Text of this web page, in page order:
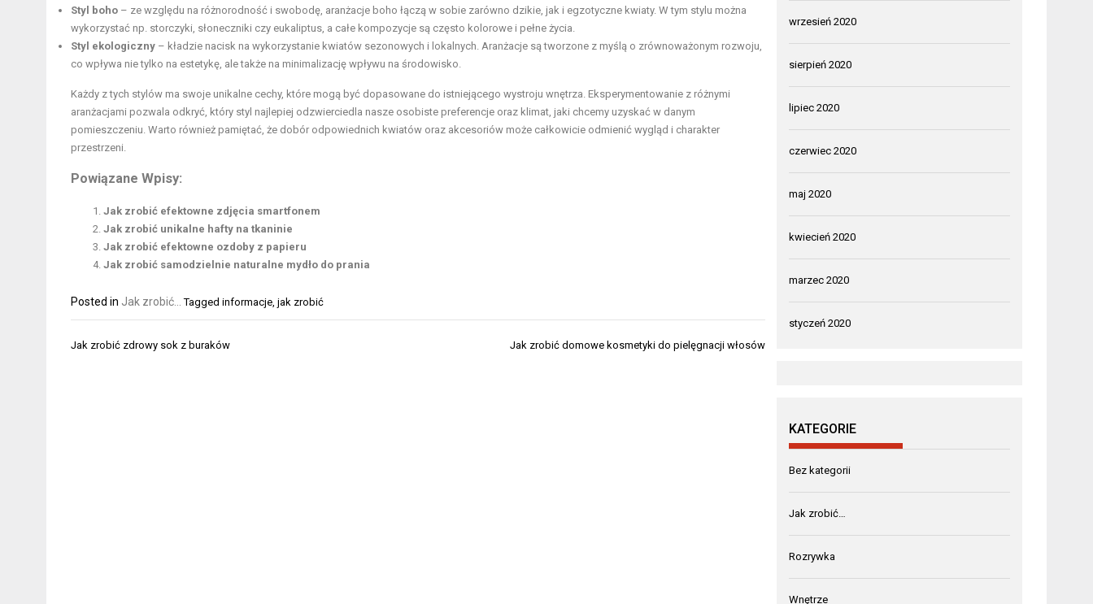
Styl boho – ze względu na różnorodność i swobodę, aranżacje boho łączą w sobie zarówno dzikie, jak i egzotyczne kwiaty. W tym stylu można
wykorzystać np. storczyki, słoneczniki czy eukaliptus, a całe kompozycje są często kolorowe i pełne życia.
Styl ekologiczny – kładzie nacisk na wykorzystanie kwiatów sezonowych i lokalnych. Aranżacje są tworzone z myślą o zrównoważonym rozwoju,
co wpływa nie tylko na estetykę, ale także na minimalizację wpływu na środowisko.
Każdy z tych stylów ma swoje unikalne cechy, które mogą być dopasowane do istniejącego wystroju wnętrza. Eksperymentowanie z różnymi
aranżacjami pozwala odkryć, który styl najlepiej odzwierciedla nasze osobiste preferencje oraz klimat, jaki chcemy uzyskać w danym
pomieszczeniu. Warto również pamiętać, że dobór odpowiednich kwiatów oraz akcesoriów może całkowicie odmienić wygląd i charakter
przestrzeni.
Powiązane Wpisy:
Jak zrobić efektowne zdjęcia smartfonem
Jak zrobić unikalne hafty na tkaninie
Jak zrobić efektowne ozdoby z papieru
Jak zrobić samodzielnie naturalne mydło do prania
Posted in Jak zrobić... Tagged informacje, jak zrobić
Nawigacja
Jak zrobić zdrowy sok z buraków Jak zrobić domowe kosmetyki do pielęgnacji włosów
wrzesień 2020
sierpień 2020
lipiec 2020
czerwiec 2020
maj 2020
kwiecień 2020
marzec 2020
styczeń 2020
KATEGORIE
Bez kategorii
Jak zrobić…
Rozrywka
Wnętrze